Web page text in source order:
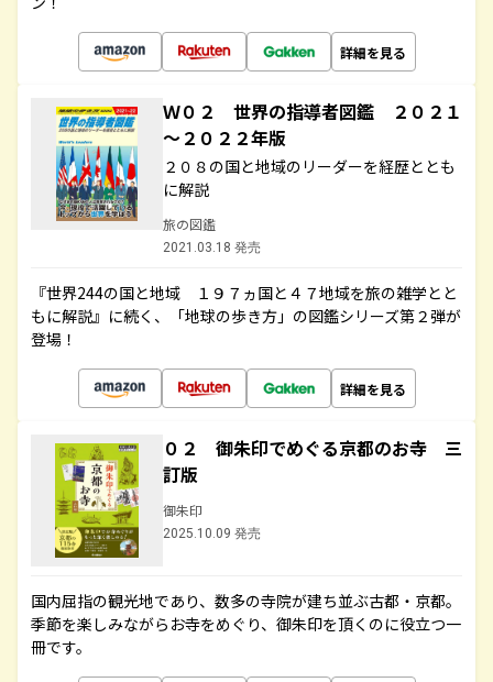
詳細を見る
Ｗ０２ 世界の指導者図鑑 ２０２１
～２０２２年版
２０８の国と地域のリーダーを経歴ととも
に解説
旅の図鑑
2021.03.18 発売
『世界244の国と地域 １９７ヵ国と４７地域を旅の雑学とと
もに解説』に続く、「地球の歩き方」の図鑑シリーズ第２弾が
登場！
詳細を見る
０２ 御朱印でめぐる京都のお寺 三
訂版
御朱印
2025.10.09 発売
国内屈指の観光地であり、数多の寺院が建ち並ぶ古都・京都。
季節を楽しみながらお寺をめぐり、御朱印を頂くのに役立つ一
冊です。